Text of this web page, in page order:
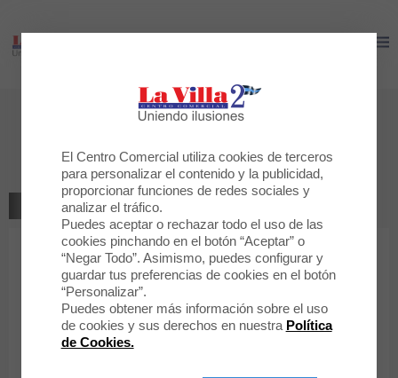
LA VILLA 2
Objetos perdidos
Servicio
TODOS LOS SERVICIOS
El Centro Comercial utiliza cookies de terceros
para personalizar el contenido y la publicidad,
proporcionar funciones de redes sociales y
analizar el tráfico.
Puedes aceptar o rechazar todo el uso de las
cookies pinchando en el botón “Aceptar” o
“Negar Todo”. Asimismo, puedes configurar y
guardar tus preferencias de cookies en el botón
“Personalizar”.
Puedes obtener más información sobre el uso
de cookies y sus derechos en nuestra Política
de Cookies.